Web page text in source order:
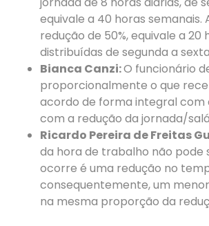
equivale a 40 horas semanais.
redução de 50%, equivale a 20
distribuídas de segunda a
Bianca Canzi:O funcionário
proporcionalmente o que
acordo de forma integral com
com a redução da jornada/
Ricardo Pereira de Freitas
da hora de trabalho não pode
ocorre é uma redução no
consequentemente, um
na mesma proporção da